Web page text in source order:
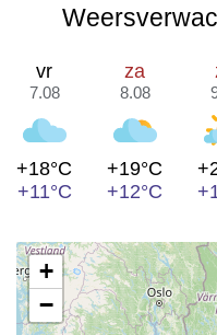
vr
7.08
+18°C
+11°C
za
8.08
+19°C
+12°C
+
−